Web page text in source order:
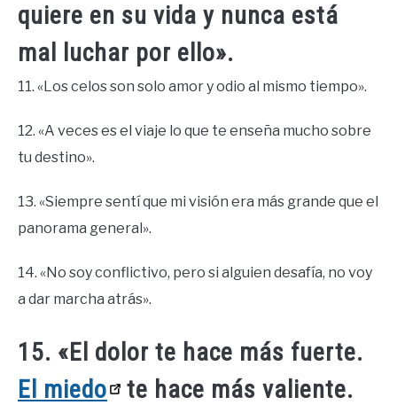
quiere en su vida y nunca está
mal luchar por ello».
11. «Los celos son solo amor y odio al mismo tiempo».
12. «A veces es el viaje lo que te enseña mucho sobre
tu destino».
13. «Siempre sentí que mi visión era más grande que el
panorama general».
14. «No soy conflictivo, pero si alguien desafía, no voy
a dar marcha atrás».
15. «El dolor te hace más fuerte.
El miedo
te hace más valiente.